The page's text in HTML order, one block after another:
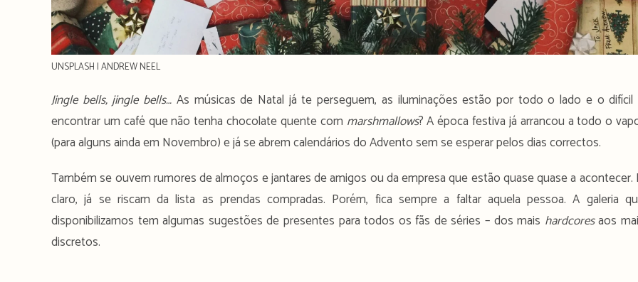
UNSPLASH | ANDREW NEEL
Jingle bells, jingle bells… As músicas de Natal já te perseguem, as iluminações estão por todo o lado e o difícil
encontrar um café que não tenha chocolate quente com marshmallows? A época festiva já arrancou a todo o
(para alguns ainda em Novembro) e já se abrem calendários do Advento sem se esperar pelos dias correctos.
Também se ouvem rumores de almoços e jantares de amigos ou da empresa que estão quase quase a acontecer.
claro, já se riscam da lista as prendas compradas. Porém, fica sempre a faltar aquela pessoa. A galeria
disponibilizamos tem algumas sugestões de presentes para todos os fãs de séries – dos mais hardcoresaos
discretos.